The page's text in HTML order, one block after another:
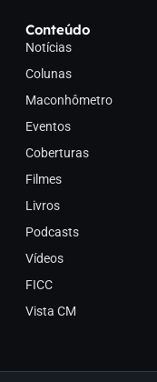
Conteúdo
Notícias
Colunas
Maconhômetro
Eventos
Coberturas
Filmes
Livros
Podcasts
Vídeos
FICC
Vista CM